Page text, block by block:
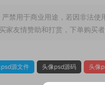
禁用于商业用途，若因非法
家友情赞助和打赏，下单购买
源文件 头像psd源码 头像